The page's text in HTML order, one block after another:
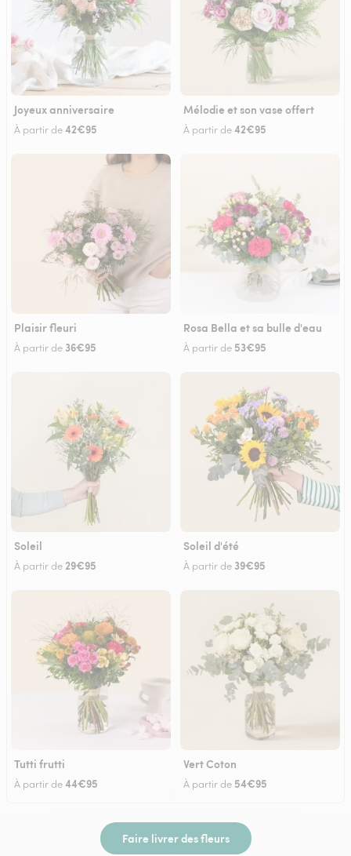
Joyeux anniversaire
À partir de42€95
Mélodie et son vase offert
À partir de42€95
Plaisir fleuri
À partir de 36€95
Rosa Bella et sa bulle d'eau
À partir de 53€95
Soleil
À partir de 29€95
Soleil d'été
À partir de 39€95
Tutti frutti
À partir de44€95
Vert Coton
À partir de 54€95
Faire livrer des fleurs